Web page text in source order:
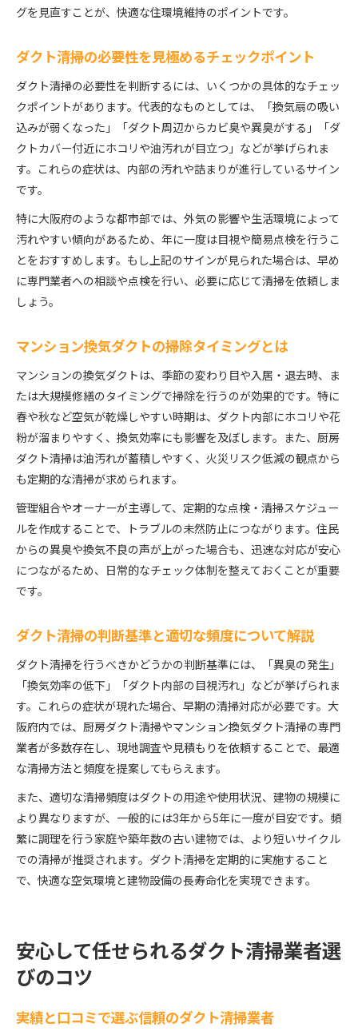
グを見直すことが、快適な住環境維持のポイントです。
ダクト清掃の必要性を見極めるチェックポイント
ダクト清掃の必要性を判断するには、いくつかの具体的なチェッ
クポイントがあります。代表的なものとしては、「換気扇の吸い
込みが弱くなった」「ダクト周辺からカビ臭や異臭がする」「ダ
クトカバー付近にホコリや油汚れが目立つ」などが挙げられま
す。これらの症状は、内部の汚れや詰まりが進行しているサイン
です。
特に大阪府のような都市部では、外気の影響や生活環境によって
汚れやすい傾向があるため、年に一度は目視や簡易点検を行うこ
とをおすすめします。もし上記のサインが見られた場合は、早め
に専門業者への相談や点検を行い、必要に応じて清掃を依頼しま
しょう。
マンション換気ダクトの掃除タイミングとは
マンションの換気ダクトは、季節の変わり目や入居・退去時、ま
たは大規模修繕のタイミングで掃除を行うのが効果的です。特に
春や秋など空気が乾燥しやすい時期は、ダクト内部にホコリや花
粉が溜まりやすく、換気効率にも影響を及ぼします。また、厨房
ダクト清掃は油汚れが蓄積しやすく、火災リスク低減の観点から
も定期的な清掃が求められます。
管理組合やオーナーが主導して、定期的な点検・清掃スケジュー
ルを作成することで、トラブルの未然防止につながります。住民
からの異臭や換気不良の声が上がった場合も、迅速な対応が安心
につながるため、日常的なチェック体制を整えておくことが重要
です。
ダクト清掃の判断基準と適切な頻度について解説
ダクト清掃を行うべきかどうかの判断基準には、「異臭の発生」
「換気効率の低下」「ダクト内部の目視汚れ」などが挙げられま
す。これらの症状が現れた場合、早期の清掃対応が必要です。大
阪府内では、厨房ダクト清掃やマンション換気ダクト清掃の専門
業者が多数存在し、現地調査や見積もりを依頼することで、最適
な清掃方法と頻度を提案してもらえます。
また、適切な清掃頻度はダクトの用途や使用状況、建物の規模に
より異なりますが、一般的には3年から5年に一度が目安です。頻
繁に調理を行う家庭や築年数の古い建物では、より短いサイクル
での清掃が推奨されます。ダクト清掃を定期的に実施すること
で、快適な空気環境と建物設備の長寿命化を実現できます。
安心して任せられるダクト清掃業者選
びのコツ
実績と口コミで選ぶ信頼のダクト清掃業者